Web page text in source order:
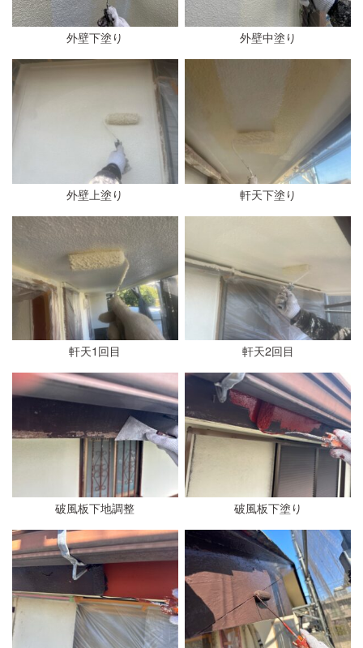
外壁下塗り 外壁中塗り
外壁上塗り 軒天下塗り
軒天1回目 軒天2回目
破風板下地調整 破風板下塗り